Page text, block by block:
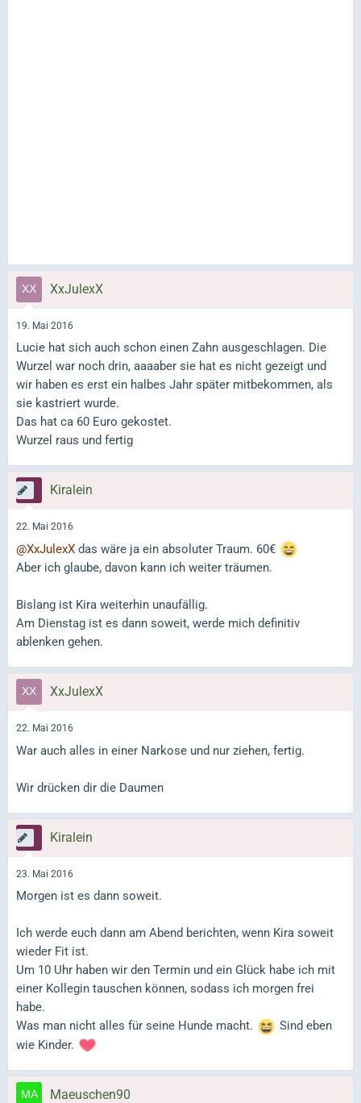
XxJulexX
19. Mai 2016
Lucie hat sich auch schon einen Zahn ausgeschlagen. Die
Wurzel war noch drin, aaaaber sie hat es nicht gezeigt und
wir haben es erst ein halbes Jahr später mitbekommen, als
sie kastriert wurde.
Das hat ca 60 Euro gekostet.
Wurzel raus und fertig
Kiralein
22. Mai 2016
@XxJulexX das wäre ja ein absoluter Traum. 60€
Aber ich glaube, davon kann ich weiter träumen.
Bislang ist Kira weiterhin unaufällig.
Am Dienstag ist es dann soweit, werde mich definitiv
ablenken gehen.
XxJulexX
22. Mai 2016
War auch alles in einer Narkose und nur ziehen, fertig.
Wir drücken dir die Daumen
Kiralein
23. Mai 2016
Morgen ist es dann soweit.
Ich werde euch dann am Abend berichten, wenn Kira soweit
wieder Fit ist.
Um 10 Uhr haben wir den Termin und ein Glück habe ich mit
einer Kollegin tauschen können, sodass ich morgen frei
habe.
Was man nicht alles für seine Hunde macht.
Sind eben
wie Kinder.
Maeuschen90